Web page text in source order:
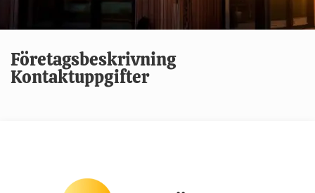
Företagsbeskrivning
Kontaktuppgifter